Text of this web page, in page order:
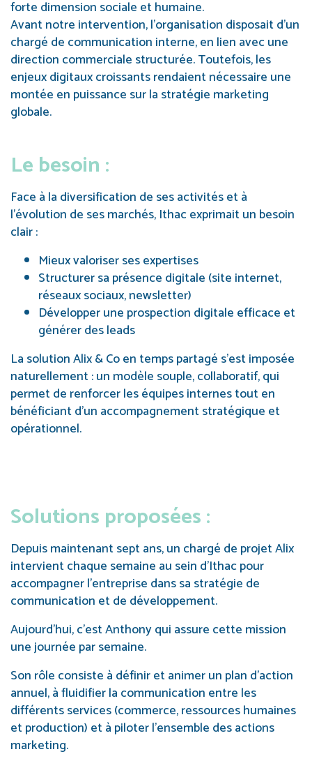
forte dimension sociale et humaine.
Avant notre intervention, l’organisation disposait d’un
chargé de communication interne, en lien avec une
direction commerciale structurée. Toutefois, les
enjeux digitaux croissants rendaient nécessaire une
montée en puissance sur la stratégie marketing
globale.
Le besoin :
Face à la diversification de ses activités et à
l’évolution de ses marchés, Ithac exprimait un besoin
clair :
Mieux valoriser ses expertises
Structurer sa présence digitale (site internet,
réseaux sociaux, newsletter)
Développer une prospection digitale efficace et
générer des leads
La solution Alix & Co en temps partagé s’est imposée
naturellement : un modèle souple, collaboratif, qui
permet de renforcer les équipes internes tout en
bénéficiant d’un accompagnement stratégique et
opérationnel.
Solutions proposées :
Depuis maintenant sept ans, un chargé de projet Alix
intervient chaque semaine au sein d’Ithac pour
accompagner l’entreprise dans sa stratégie de
communication et de développement.
Aujourd’hui, c’est Anthony qui assure cette mission
une journée par semaine.
Son rôle consiste à définir et animer un plan d’action
annuel, à fluidifier la communication entre les
différents services (commerce, ressources humaines
et production) et à piloter l’ensemble des actions
marketing.